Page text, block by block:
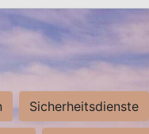
Sicherheitsdienste